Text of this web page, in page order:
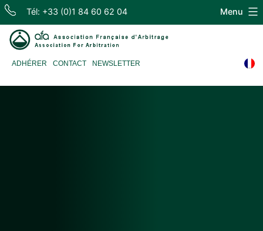
Skip
content
Tél: +33 (0)1 84 60 62 04
d'Arbitrage
ADHÉRER CONTACT NEWSLETTER
Menu